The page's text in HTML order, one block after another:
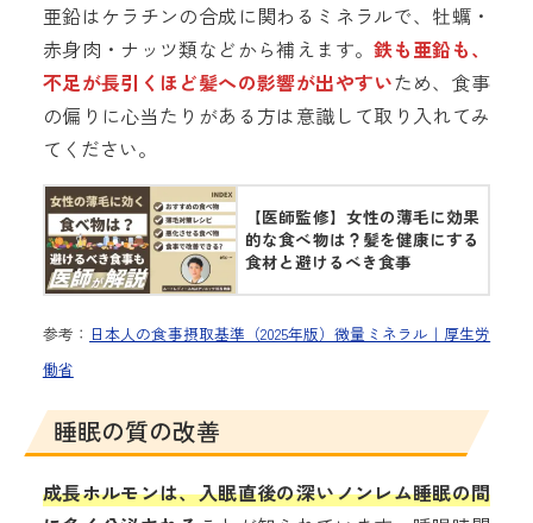
亜鉛はケラチンの合成に関わるミネラルで、牡蠣・
赤身肉・ナッツ類などから補えます。鉄も亜鉛も、
不足が長引くほど髪への影響が出やすいため、食事
の偏りに心当たりがある方は意識して取り入れてみ
てください。
【医師監修】女性の薄毛に効果
的な食べ物は？髪を健康にする
食材と避けるべき食事
参考： 日本人の食事摂取基準（2025年版）微量ミネラル｜厚生労
働省
睡眠の質の改善
成長ホルモンは、入眠直後の深いノンレム睡眠の間